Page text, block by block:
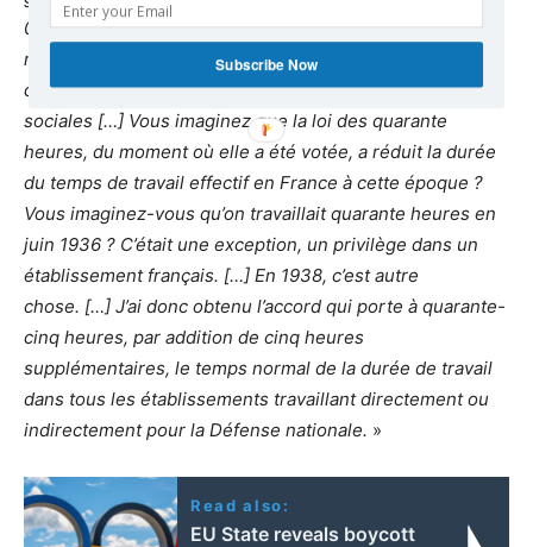
000. À la fin de juillet on pouvait considérer que le
mouvement était terminé […] Voilà Messieurs, dans
quelles conditions ont été votées les lois
sociales […] Vous imaginez que la loi des quarante
heures, du moment où elle a été votée, a réduit la durée
du temps de travail effectif en France à cette époque ?
Vous imaginez-vous qu’on travaillait quarante heures en
juin 1936 ? C’était une exception, un privilège dans un
établissement français. […] En 1938, c’est autre
chose. […] J’ai donc obtenu l’accord qui porte à quarante-
cinq heures, par addition de cinq heures
supplémentaires, le temps normal de la durée de travail
dans tous les établissements travaillant directement ou
indirectement pour la Défense nationale. »
Read also:
EU State reveals boycott
Subscribe Now